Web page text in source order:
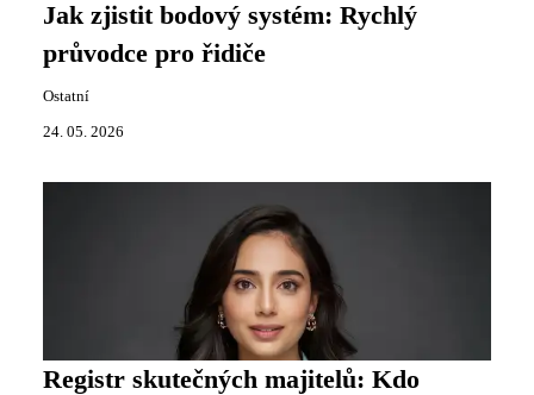
Jak zjistit bodový systém: Rychlý
průvodce pro řidiče
Ostatní
24. 05. 2026
Registr skutečných majitelů: Kdo